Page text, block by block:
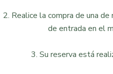
2. Realice la compra de una
de entrada en el
3. Su reserva está